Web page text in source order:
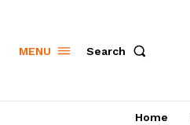
MENU Search
Home